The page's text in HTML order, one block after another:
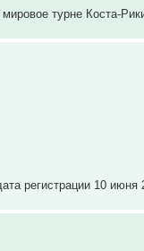
турне Коста-
регистрации 10 июня